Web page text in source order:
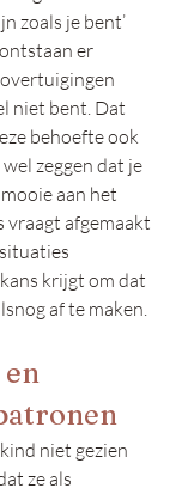
zoals je bent’
er
niet bent. Dat
behoefte ook
zeggen dat je
aan het
vraagt afgemaakt
krijgt om dat
af te maken.
niet gezien
ze als